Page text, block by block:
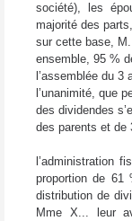
société), les
majorité des
sur cette base,
ensemble, 95 %
l’assemblée du
l’unanimité, que
des dividendes
des parents et de
l’administration
proportion de
distribution de
Mme X... leur